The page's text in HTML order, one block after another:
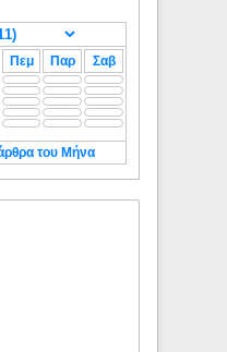
Πεμ Παρ Σαβ
του Μήνα